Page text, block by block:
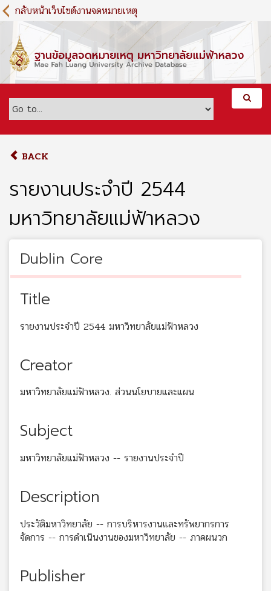
S
k
m
c
กลับหน้าเว็บไซต์งานจดหมายเหตุ
BACK
รายงานประจำปี 2544
มหาวิทยาลัยแม่ฟ้าหลวง
Dublin Core
Title
รายงานประจำปี 2544 มหาวิทยาลัยแม่ฟ้าหลวง
Creator
มหาวิทยาลัยแม่ฟ้าหลวง. ส่วนนโยบายและแผน
Subject
มหาวิทยาลัยแม่ฟ้าหลวง -- รายงานประจำปี
Description
ประวัติมหาวิทยาลัย -- การบริหารงานและทรัพยากรการ
จัดการ -- การดำเนินงานของมหาวิทยาลัย -- ภาคผนวก
Publisher